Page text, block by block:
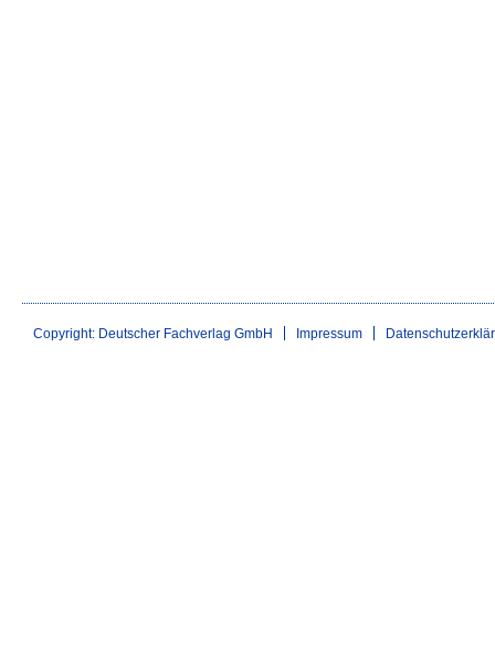
Copyright: Deutscher Fachverlag GmbH Impressum